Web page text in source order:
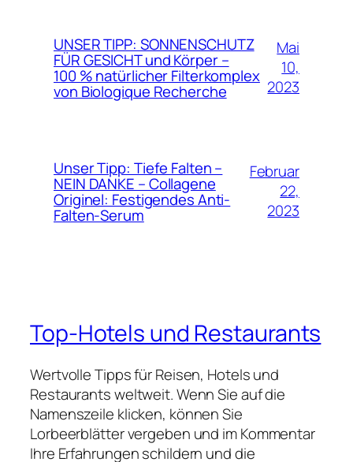
UNSER TIPP: SONNENSCHUTZ
FÜR GESICHT und Körper –
100 % natürlicher Filterkomplex
von Biologique Recherche
Mai
10,
2023
Unser Tipp: Tiefe Falten –
NEIN DANKE – Collagene
Originel: Festigendes Anti-
Falten-Serum
Februar
22,
2023
Top-Hotels und Restaurants
Wertvolle Tipps für Reisen, Hotels und
Restaurants weltweit. Wenn Sie auf die
Namenszeile klicken, können Sie
Lorbeerblätter vergeben und im Kommentar
Ihre Erfahrungen schildern und die